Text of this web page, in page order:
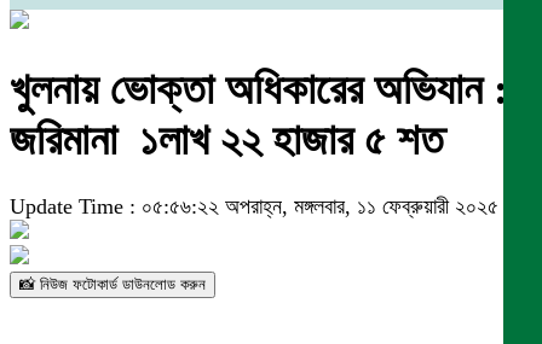
খুলনায় ভোক্তা অধিকারের অভিযান :
জরিমানা ১লাখ ২২ হাজার ৫ শত
Update Time : ০৫:৫৬:২২ অপরাহ্ন, মঙ্গলবার, ১১ ফেব্রুয়ারী ২০২৫
📸 নিউজ ফটোকার্ড ডাউনলোড করুন